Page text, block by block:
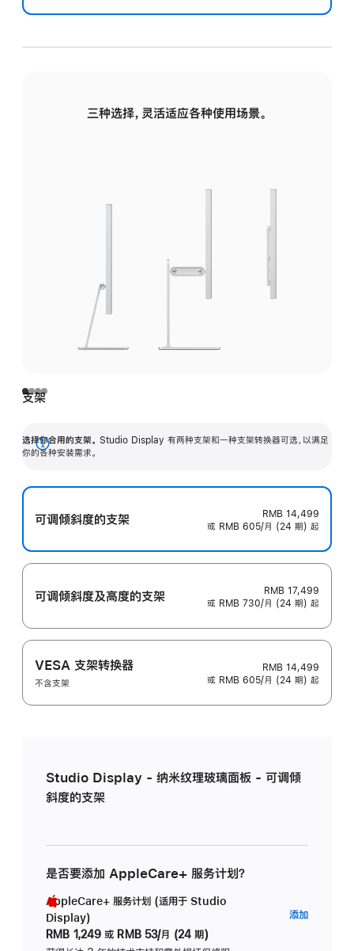
三种选择，灵活适应各种使用场景。
支架
选择你合用的支架。 Studio Display 有两种支架和一种支架转换器可选，以满足
你的各种安装需求。
展
可调倾斜度的支架
RMB 14,499
或 RMB 605/月 (24 期) 起
可调倾斜度及高‍度的支‍架
RMB 17,499
或 RMB 730/月 (24 期) 起
VESA 支架转换器
不含支架
RMB 14,499
或 RMB 605/月 (24 期) 起
Studio Display - 纳米纹理玻璃面板 - 可调倾
斜度的支架
是否要添加 AppleCare+ 服务计划？
AppleCare+ 服务计划 (适用于 Studio
Display)
RMB 1,249 或 RMB 53/月 (24 期)
添加